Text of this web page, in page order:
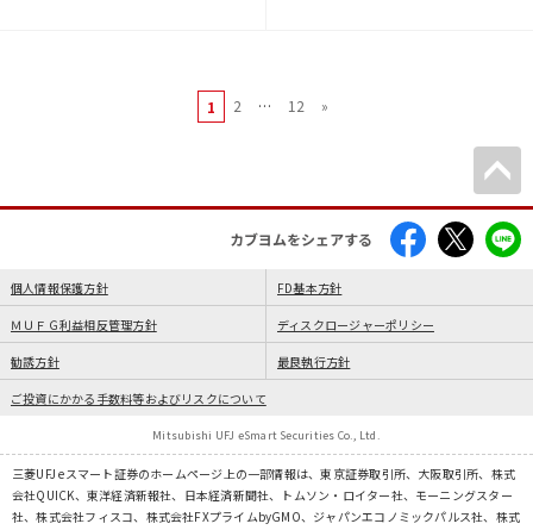
1 2 … 12 »
カブヨムをシェアする
個人情報保護方針 FD基本方針
ＭＵＦＧ利益相反管理方針 ディスクロージャーポリシー
勧誘方針 最良執行方針
ご投資にかかる手数料等およびリスクについて
Mitsubishi UFJ eSmart Securities Co., Ltd.
三菱UFJ eスマート証券のホームページ上の一部情報は、東京証券取引所、大阪取引所、株式
会社QUICK、東洋経済新報社、日本経済新聞社、トムソン・ロイター社、モーニングスター
社、株式会社フィスコ、株式会社FXプライムbyGMO、ジャパンエコノミックパルス社、株式